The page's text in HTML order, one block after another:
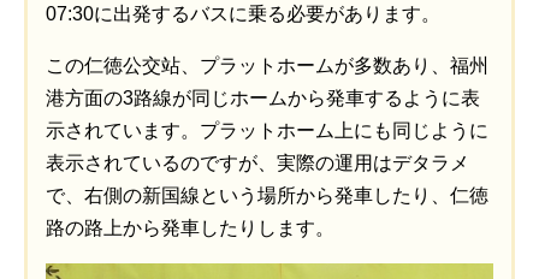
07:30に出発するバスに乗る必要があります。
この仁徳公交站、プラットホームが多数あり、福州
港方面の3路線が同じホームから発車するように表
示されています。プラットホーム上にも同じように
表示されているのですが、実際の運用はデタラメ
で、右側の新国線という場所から発車したり、仁徳
路の路上から発車したりします。